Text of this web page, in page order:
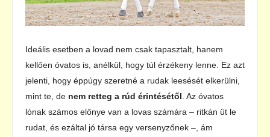
Ideális esetben a lovad nem csak tapasztalt, hanem
kellően óvatos is, anélkül, hogy túl érzékeny lenne. Ez azt
jelenti, hogy éppúgy szeretné a rudak leesését elkerülni,
mint te, de nem retteg a rúd érintésétől . Az óvatos
lónak számos előnye van a lovas számára – ritkán üt le
rudat, és ezáltal jó társa egy versenyzőnek –, ám